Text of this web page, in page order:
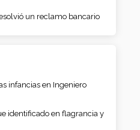
un reclamo bancario
infancias en Ingeniero
identificado en flagrancia y